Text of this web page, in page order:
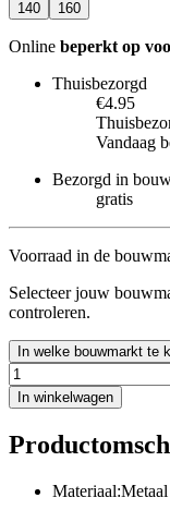
140 160
Online beperkt op
Thuisbezorgd
€4.95
Vandaag
Bezorgd in
gratis
Voorraad in de
Selecteer jouw
controleren.
In welke bouwmarkt te
In winkelwagen
Materiaal:Metaal